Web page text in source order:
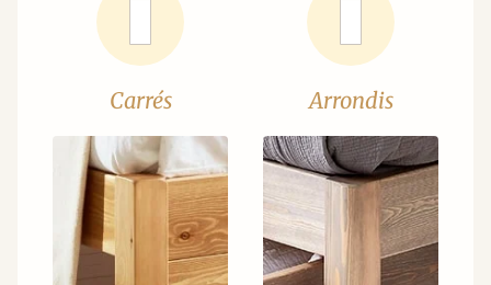
Carrés Arrondis